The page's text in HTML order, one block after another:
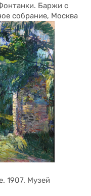
Баржи с
собрание, Москва
1907. Музей